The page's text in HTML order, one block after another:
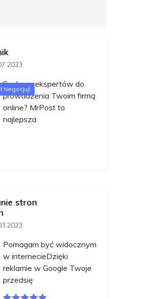
Negocjuj!
Szukasz ekspertów do
prowadzenia Twoim firmą
online? MrPost to
najlepsza
stron
Pomagam być widocznym
w internecieDzięki
reklamie w Google Twoje
przedsię